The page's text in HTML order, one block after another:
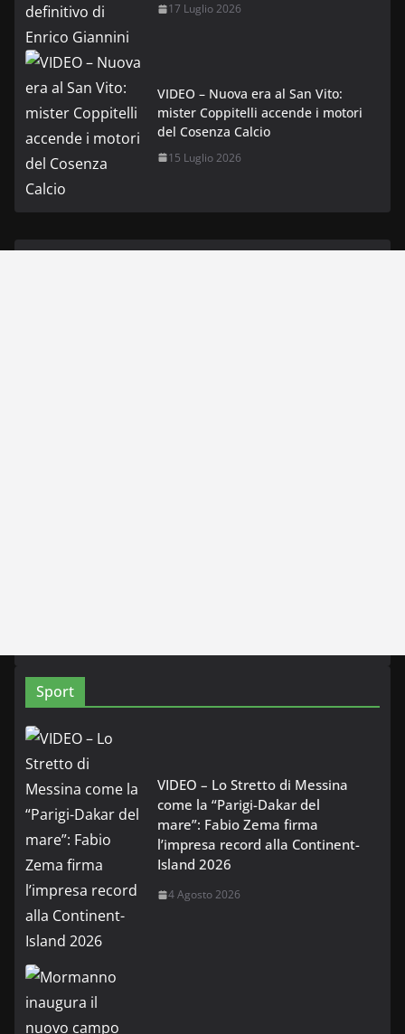
17 Luglio 2026
VIDEO – Nuova era al San Vito:
mister Coppitelli accende i motori
del Cosenza Calcio
15 Luglio 2026
Sport
VIDEO – Lo Stretto di Messina
come la “Parigi-Dakar del
mare”: Fabio Zema firma
l’impresa record alla Continent-
Island 2026
4 Agosto 2026